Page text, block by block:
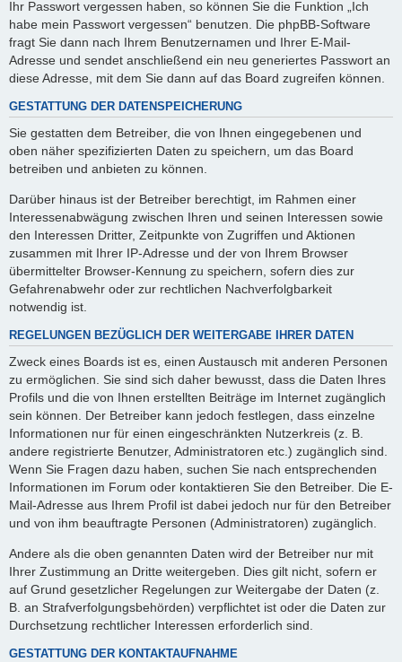
Ihr Passwort vergessen haben, so können Sie die Funktion „Ich
habe mein Passwort vergessen“ benutzen. Die phpBB-Software
fragt Sie dann nach Ihrem Benutzernamen und Ihrer E-Mail-
Adresse und sendet anschließend ein neu generiertes Passwort an
diese Adresse, mit dem Sie dann auf das Board zugreifen können.
GESTATTUNG DER DATENSPEICHERUNG
Sie gestatten dem Betreiber, die von Ihnen eingegebenen und
oben näher spezifizierten Daten zu speichern, um das Board
betreiben und anbieten zu können.
Darüber hinaus ist der Betreiber berechtigt, im Rahmen einer
Interessenabwägung zwischen Ihren und seinen Interessen sowie
den Interessen Dritter, Zeitpunkte von Zugriffen und Aktionen
zusammen mit Ihrer IP-Adresse und der von Ihrem Browser
übermittelter Browser-Kennung zu speichern, sofern dies zur
Gefahrenabwehr oder zur rechtlichen Nachverfolgbarkeit
notwendig ist.
REGELUNGEN BEZÜGLICH DER WEITERGABE IHRER DATEN
Zweck eines Boards ist es, einen Austausch mit anderen Personen
zu ermöglichen. Sie sind sich daher bewusst, dass die Daten Ihres
Profils und die von Ihnen erstellten Beiträge im Internet zugänglich
sein können. Der Betreiber kann jedoch festlegen, dass einzelne
Informationen nur für einen eingeschränkten Nutzerkreis (z. B.
andere registrierte Benutzer, Administratoren etc.) zugänglich sind.
Wenn Sie Fragen dazu haben, suchen Sie nach entsprechenden
Informationen im Forum oder kontaktieren Sie den Betreiber. Die E-
Mail-Adresse aus Ihrem Profil ist dabei jedoch nur für den Betreiber
und von ihm beauftragte Personen (Administratoren) zugänglich.
Andere als die oben genannten Daten wird der Betreiber nur mit
Ihrer Zustimmung an Dritte weitergeben. Dies gilt nicht, sofern er
auf Grund gesetzlicher Regelungen zur Weitergabe der Daten (z.
B. an Strafverfolgungsbehörden) verpflichtet ist oder die Daten zur
Durchsetzung rechtlicher Interessen erforderlich sind.
GESTATTUNG DER KONTAKTAUFNAHME